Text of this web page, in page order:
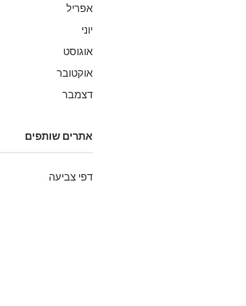
אפריל
יוני
אוגוסט
אוקטובר
דצמבר
אתרים שותפים
דפי צביעה